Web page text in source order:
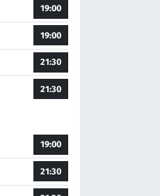
19:00
19:00
21:30
21:30
19:00
21:30